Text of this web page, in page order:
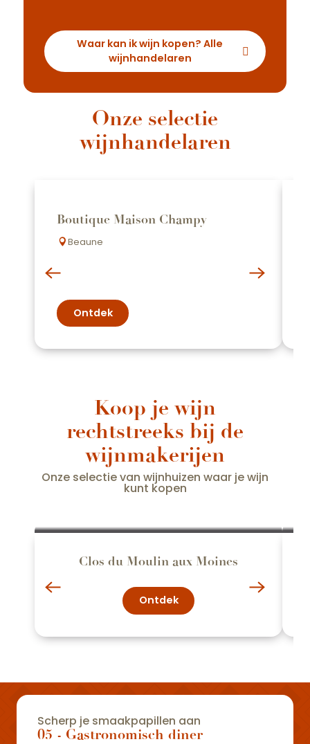
Waar kan ik wijn kopen? Alle
wijnhandelaren
Onze selectie
wijnhandelaren
Boutique Maison Champy
Beaune
Ontdek
Koop je wijn
rechtstreeks bij de
wijnmakerijen
Onze selectie van wijnhuizen waar je wijn
kunt kopen
Clos du Moulin aux Moines
Ontdek
Scherp je smaakpapillen aan
05 - Gastronomisch diner